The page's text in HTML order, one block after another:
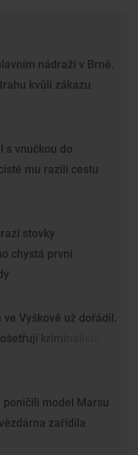
nádraží v Brně.
kvůli zákazu
s vnučkou do
mu razili cestu
stovky
chystá první
ve Vyškově už dořádil.
kriminalisté
poničili model Marsu
zařídila